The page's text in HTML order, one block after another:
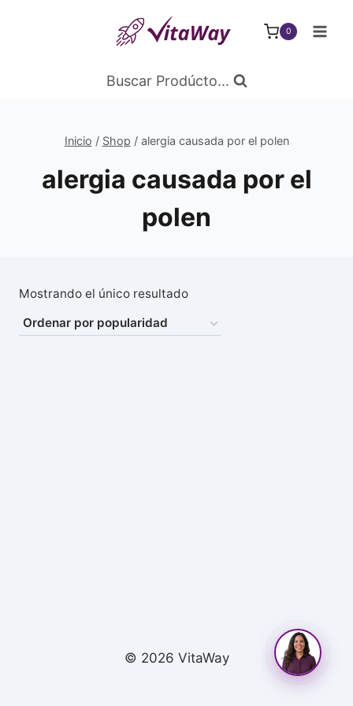
0
Buscar Prodúcto...
Inicio / Shop / alergia causada por el polen
alergia causada por el
polen
Mostrando el único resultado
© 2026 VitaWay